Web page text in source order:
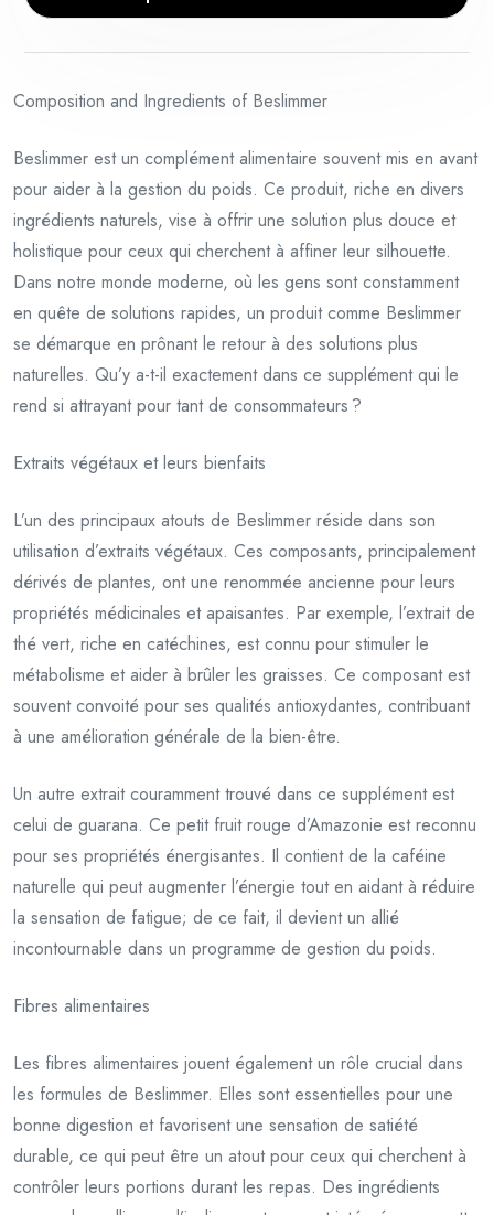
Composition and Ingredients of Beslimmer
Beslimmer est un complément alimentaire souvent mis en avant
pour aider à la gestion du poids. Ce produit, riche en divers
ingrédients naturels, vise à offrir une solution plus douce et
holistique pour ceux qui cherchent à affiner leur silhouette.
Dans notre monde moderne, où les gens sont constamment
en quête de solutions rapides, un produit comme Beslimmer
se démarque en prônant le retour à des solutions plus
naturelles. Qu’y a-t-il exactement dans ce supplément qui le
rend si attrayant pour tant de consommateurs ?
Extraits végétaux et leurs bienfaits
L’un des principaux atouts de Beslimmer réside dans son
utilisation d’extraits végétaux. Ces composants, principalement
dérivés de plantes, ont une renommée ancienne pour leurs
propriétés médicinales et apaisantes. Par exemple, l’extrait de
thé vert, riche en catéchines, est connu pour stimuler le
métabolisme et aider à brûler les graisses. Ce composant est
souvent convoité pour ses qualités antioxydantes, contribuant
à une amélioration générale de la bien-être.
Un autre extrait couramment trouvé dans ce supplément est
celui de guarana. Ce petit fruit rouge d’Amazonie est reconnu
pour ses propriétés énergisantes. Il contient de la caféine
naturelle qui peut augmenter l’énergie tout en aidant à réduire
la sensation de fatigue; de ce fait, il devient un allié
incontournable dans un programme de gestion du poids.
Fibres alimentaires
Les fibres alimentaires jouent également un rôle crucial dans
les formules de Beslimmer. Elles sont essentielles pour une
bonne digestion et favorisent une sensation de satiété
durable, ce qui peut être un atout pour ceux qui cherchent à
contrôler leurs portions durant les repas. Des ingrédients